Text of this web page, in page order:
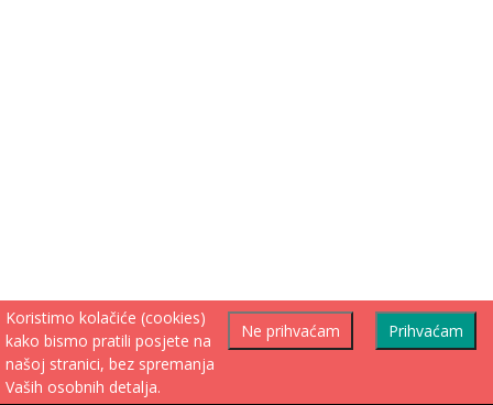
Prihvaćam
Ne prihvaćam
Koristimo kolačiće (cookies)
kako bismo pratili posjete na
našoj stranici, bez spremanja
Vaših osobnih detalja.